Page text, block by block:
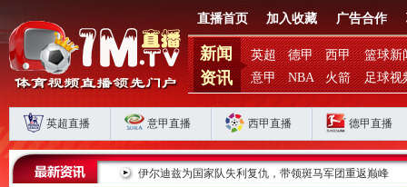
直播首页 加入收藏 广告合作
新闻
资讯
英超 德甲 西甲
篮球新
意甲
NBA 火箭 足球视
英超直播 意甲直播 西甲直播 德甲直播
扣分时代生存 伊尔迪兹为国家队失利复仇，带领斑马军团重返巅峰